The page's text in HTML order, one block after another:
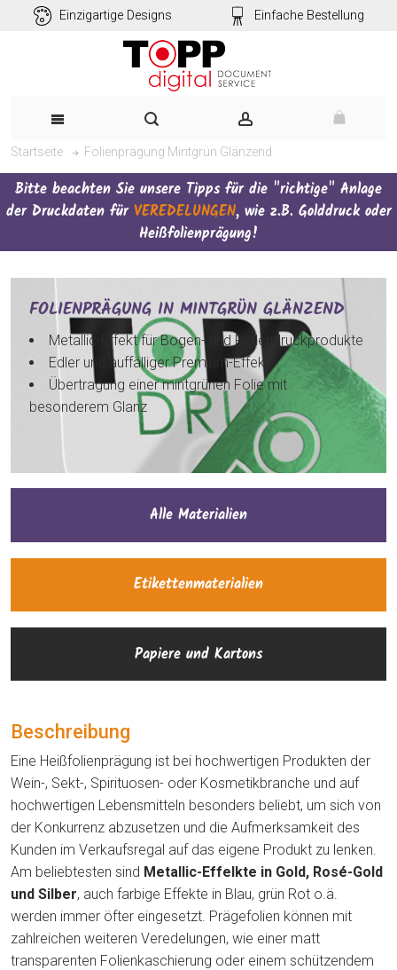
Einzigartige Designs Einfache Bestellung
Startseite Folienprägung Mintgrün Glänzend
Bitte beachten Sie unsere Tipps für die "richtige" Anlage
der Druckdaten für VEREDELUNGEN, wie z.B. Golddruck oder
Heißfolienprägung!
FOLIENPRÄGUNG IN MINTGRÜN GLÄNZEND
Metallic-Effekt für Bogen- und Rollendruckprodukte
Edler und auffälliger Premium-Effekt
Übertragung einer mintgrünen Folie mit
besonderem Glanz
Alle Materialien
Etikettenmaterialien
Papiere und Kartons
Beschreibung
Eine Heißfolienprägung ist bei hochwertigen Produkten der
Wein-, Sekt-, Spirituosen- oder Kosmetikbranche und auf
hochwertigen Lebensmitteln besonders beliebt, um sich von
der Konkurrenz abzusetzen und die Aufmerksamkeit des
Kunden im Verkaufsregal auf das eigene Produkt zu lenken.
Am beliebtesten sind Metallic-Effelkte in Gold, Rosé-Gold
und Silber, auch farbige Effekte in Blau, grün Rot o.ä.
werden immer öfter eingesetzt. Prägefolien können mit
zahlreichen weiteren Veredelungen, wie einer matt
transparenten Folienkaschierung oder einem schützendem